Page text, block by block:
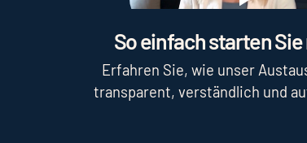
Play
So einfach starten
Erfahren Sie, wie unser
transparent, verständlich und